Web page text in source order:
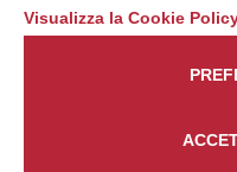
Visualizza la Cookie